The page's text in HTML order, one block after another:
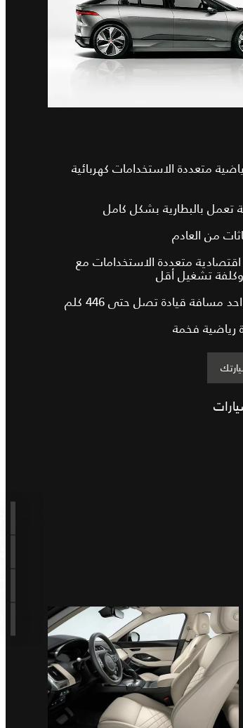
متعددة الاستخدامات كهربائية
تعمل بالبطارية بشكل كامل
من العادم
متعددة الاستخدامات مع
تشغيل أقل
قيادة تصل حتى 446 كلم
رياضية فخمة